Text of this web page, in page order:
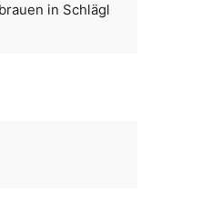
in Schlägl